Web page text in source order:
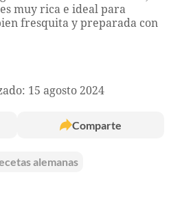
muy rica e ideal para
fresquita y preparada con
15 agosto 2024
Comparte
alemanas